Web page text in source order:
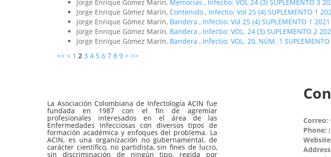
Jorge Enrique Gomez Marin, Memorias , Infectio: VOL 24 (3) SUPLEMENTO 3
Jorge Enrique Gómez Marín, Contenido , Infectio: Vol 25 (4) SUPLEMENTO 1
Jorge Enrique Gómez Marín, Bandera , Infectio: Vol 25 (4) SUPLEMENTO 1 2021
Jorge Enrique Gómez Marín, Bandera , Infectio: VOL. 24 (3) SUPLEMENTO 2
Jorge Enrique Gómez Marín, Bandera , Infectio: VOL. 20, NÚM. 1
<< < 1 2 3 4 5 6 7 8 9 > >>
La Asociación Colombiana de Infectología ACIN fue
fundada en 1987 con el fin de agremiar
profesionales interesados en el área de las
Enfermedades Infecciosas con diversos tipos de
formación académica y enfoques del problema. La
ACIN, es una organización no gubernamental, de
carácter científico, no partidista, sin fines de lucro,
sin discriminación de ningún tipo, regida por
Correo:
Phone: